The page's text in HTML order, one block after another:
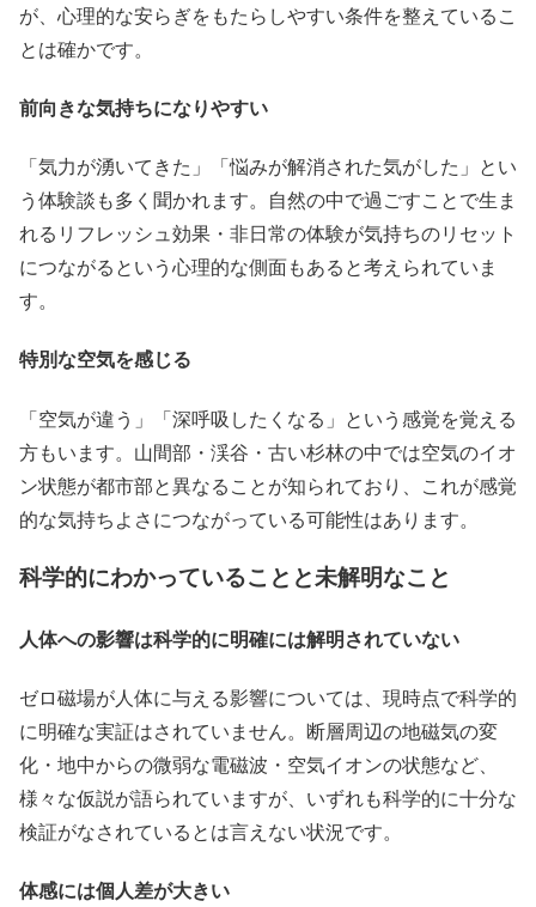
が、心理的な安らぎをもたらしやすい条件を整えているこ
とは確かです。
前向きな気持ちになりやすい
「気力が湧いてきた」「悩みが解消された気がした」とい
う体験談も多く聞かれます。自然の中で過ごすことで生ま
れるリフレッシュ効果・非日常の体験が気持ちのリセット
につながるという心理的な側面もあると考えられていま
す。
特別な空気を感じる
「空気が違う」「深呼吸したくなる」という感覚を覚える
方もいます。山間部・渓谷・古い杉林の中では空気のイオ
ン状態が都市部と異なることが知られており、これが感覚
的な気持ちよさにつながっている可能性はあります。
科学的にわかっていることと未解明なこと
人体への影響は科学的に明確には解明されていない
ゼロ磁場が人体に与える影響については、現時点で科学的
に明確な実証はされていません。断層周辺の地磁気の変
化・地中からの微弱な電磁波・空気イオンの状態など、
様々な仮説が語られていますが、いずれも科学的に十分な
検証がなされているとは言えない状況です。
体感には個人差が大きい